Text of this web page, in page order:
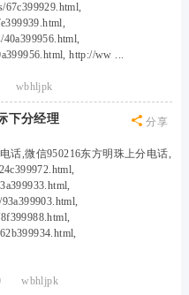
67c399929.html,
http://ww ...
wbhljpk
分享
下分经理
话,微信950216东方明珠上分电话,
wbhljpk